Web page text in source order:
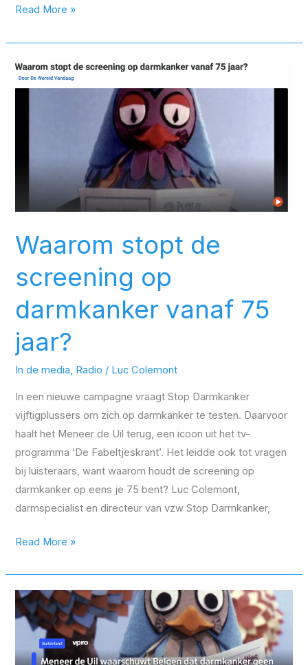
Read More »
Waarom stopt de
screening op
darmkanker vanaf 75
jaar?
In de media, Radio / Luc Colemont
In een nieuwe campagne vraagt Stop Darmkanker
vijftigplussers om zich op darmkanker te testen. Daarvoor
haalt het Meneer de Uil terug, een icoon uit het tv-
programma ‘De Fabeltjeskrant’. Het leidde ook tot vragen
bij luisteraars, want waarom houdt de screening op
darmkanker op eens je 75 bent? Luc Colemont,
darmspecialist en directeur van vzw Stop Darmkanker,
Waarom
jaar?
Read More »
Meneer
de
waarschuwt